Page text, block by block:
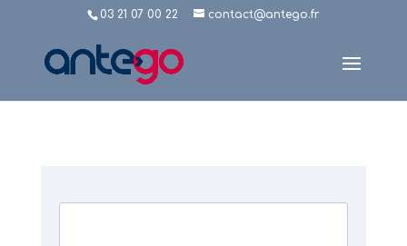
03 21 07 00 22 contact@antego.fr